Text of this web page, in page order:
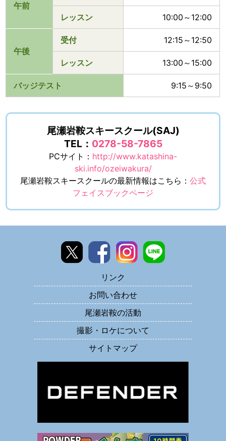
午前
レッスン 10:00～12:00
午後
受付 12:15～12:50
レッスン 13:00～15:00
バッジテスト 9:15～9:50
尾瀬岩鞍スキースクール(SAJ)
TEL： 0278-58-7865
PCサイト： http://www.katashina-
ski.info/ozeiwakura/
尾瀬岩鞍スキースクールの最新情報はこちら： 公式
フェイスブックページ
リンク
お問い合わせ
尾瀬岩鞍の活動
撮影・ロケについて
サイトマップ